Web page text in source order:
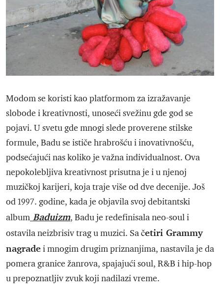
Modom se koristi kao platformom za izražavanje
slobode i kreativnosti, unoseći svežinu gde god se
pojavi. U svetu gde mnogi slede proverene stilske
formule, Badu se ističe hrabrošću i inovativnošću,
podsećajući nas koliko je važna individualnost. Ova
nepokolebljiva kreativnost prisutna je i u njenoj
muzičkoj karijeri, koja traje više od dve decenije. Još
od 1997. godine, kada je objavila svoj debitantski
album Baduizm, Badu je redefinisala neo-soul i
ostavila neizbrisiv trag u muzici. Sačetiri Grammy
nagradei mnogim drugim priznanjima, nastavila je da
pomera granice žanrova, spajajući soul, R&B i hip-hop
u prepoznatljiv zvuk koji nadilazi vreme.